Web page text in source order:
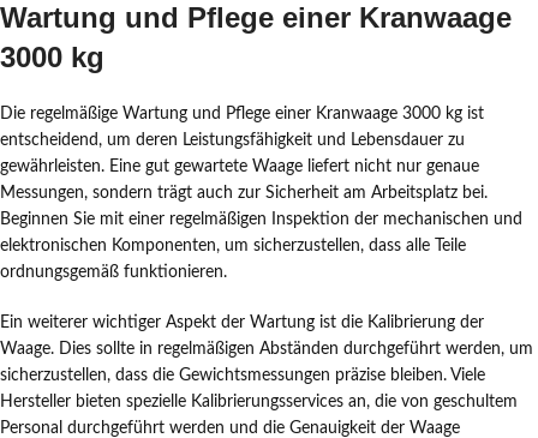
Wartung und Pflege einer Kranwaage
3000 kg
Die regelmäßige Wartung und Pflege einer Kranwaage 3000 kg ist
entscheidend, um deren Leistungsfähigkeit und Lebensdauer zu
gewährleisten. Eine gut gewartete Waage liefert nicht nur genaue
Messungen, sondern trägt auch zur Sicherheit am Arbeitsplatz bei.
Beginnen Sie mit einer regelmäßigen Inspektion der mechanischen und
elektronischen Komponenten, um sicherzustellen, dass alle Teile
ordnungsgemäß funktionieren.
Ein weiterer wichtiger Aspekt der Wartung ist die Kalibrierung der
Waage. Dies sollte in regelmäßigen Abständen durchgeführt werden, um
sicherzustellen, dass die Gewichtsmessungen präzise bleiben. Viele
Hersteller bieten spezielle Kalibrierungsservices an, die von geschultem
Personal durchgeführt werden und die Genauigkeit der Waage